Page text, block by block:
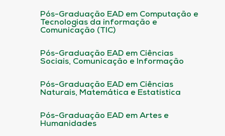
Pós-Graduação EAD em Computação e
Tecnologias da informação e
Comunicação (TIC)
Pós-Graduação EAD em Ciências
Sociais, Comunicação e Informação
Pós-Graduação EAD em Ciências
Naturais, Matemática e Estatística
Pós-Graduação EAD em Artes e
Humanidades